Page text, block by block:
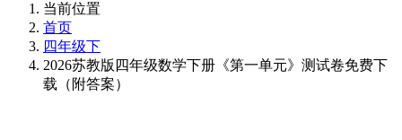
当前位置
首页
四年级下
2026苏教版四年级数学下册《第一单元》测试卷免费下
载（附答案）